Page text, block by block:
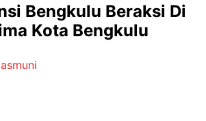
Bengkulu Beraksi Di
Kota Bengkulu